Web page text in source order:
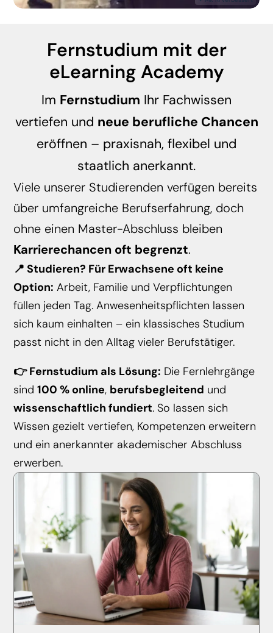
Fernstudium mit der
eLearning Academy
Im Fernstudium Ihr Fachwissen
vertiefen und neue berufliche Chancen
eröffnen – praxisnah, flexibel und
staatlich anerkannt.
Viele unserer Studierenden verfügen bereits
über umfangreiche Berufserfahrung, doch
ohne einen Master-Abschluss bleiben
Karrierechancen oft begrenzt.
📍 Studieren? Für Erwachsene oft keine
Option: Arbeit, Familie und Verpflichtungen
füllen jeden Tag. Anwesenheitspflichten lassen
sich kaum einhalten – ein klassisches Studium
passt nicht in den Alltag vieler Berufstätiger.
👉 Fernstudium als Lösung: Die Fernlehrgänge
sind100 % online, berufsbegleitend und
wissenschaftlich fundiert. So lassen sich
Wissen gezielt vertiefen, Kompetenzen erweitern
und ein anerkannter akademischer Abschluss
erwerben.